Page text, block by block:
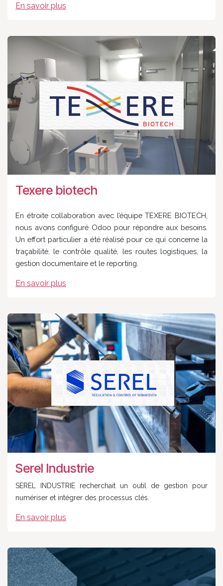
En savoir plus
Texere biotech
En étroite collaboration avec l’équipe TEXERE BIOTECH,
nous avons configuré Odoo pour répondre aux besoins.
Un effort particulier a été réalisé pour ce qui concerne la
traçabilité, le contrôle qualité, les routes logistiques, la
gestion documentaire et le reporting.
En savoir plus
Serel Industrie
SEREL INDUSTRIE recherchait un outil de gestion pour
numériser et intégrer des processus clés.
En savoir plus